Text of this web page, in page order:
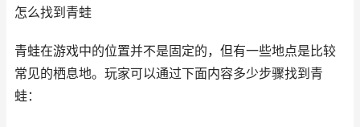
怎么找到青蛙
青蛙在游戏中的位置并不是固定的，但有一些地点是比较
常见的栖息地。玩家可以通过下面内容多少步骤找到青
蛙：